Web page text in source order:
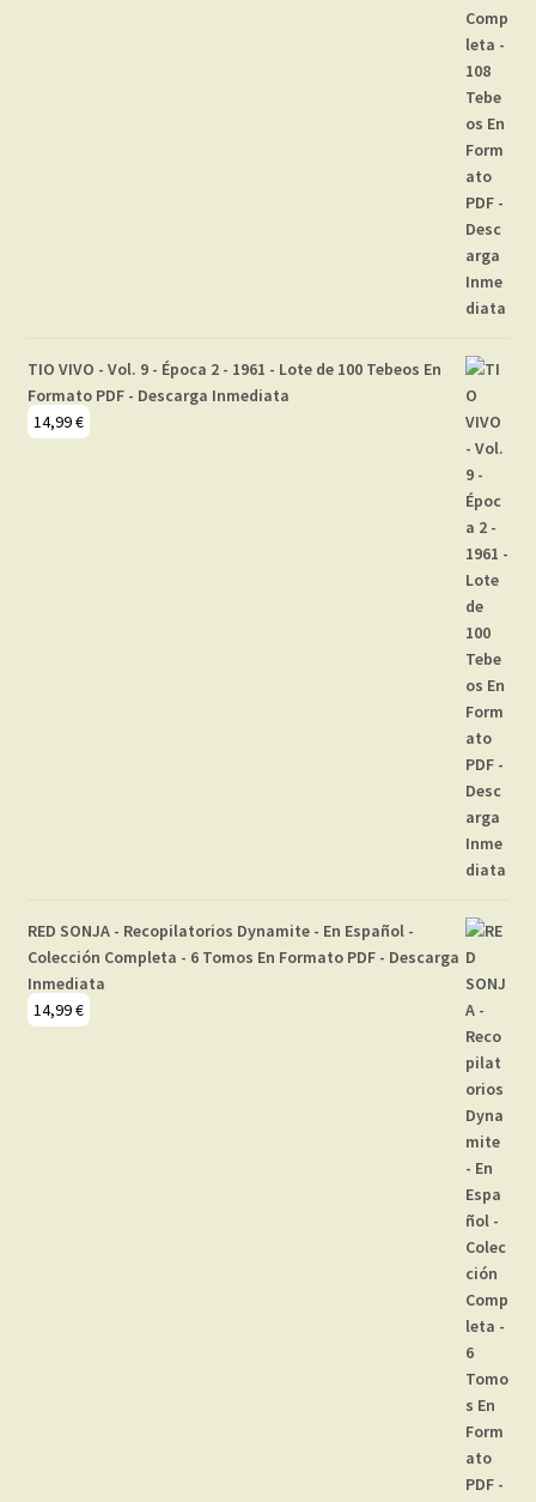
TIO VIVO - Vol. 9 - Época 2 - 1961 - Lote de 100 Tebeos En
Formato PDF - Descarga Inmediata
14,99€
RED SONJA - Recopilatorios Dynamite - En Español -
Colección Completa - 6 Tomos En Formato PDF - Descarga
Inmediata
14,99€